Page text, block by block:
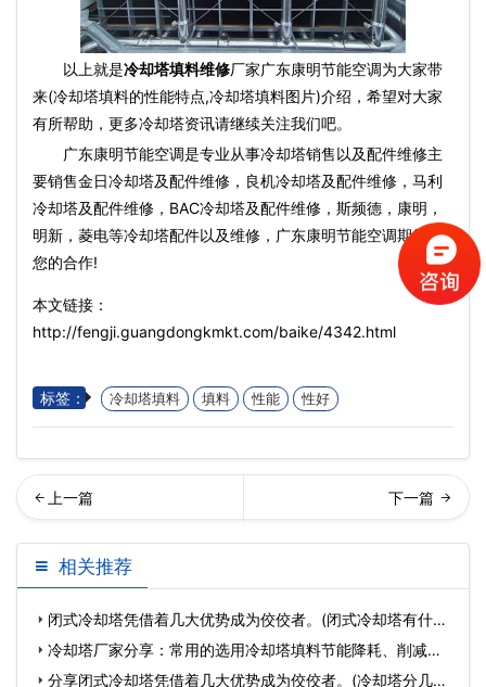
以上就是冷却塔填料维修厂家广东康明节能空调为大家带
来(冷却塔填料的性能特点,冷却塔填料图片)介绍，希望对大家
有所帮助，更多冷却塔资讯请继续关注我们吧。
广东康明节能空调是专业从事冷却塔销售以及配件维修主
要销售金日冷却塔及配件维修，良机冷却塔及配件维修，马利
冷却塔及配件维修，BAC冷却塔及配件维修，斯频德，康明，
明新，菱电等冷却塔配件以及维修，广东康明节能空调期待与
您的合作!
本文链接：
http://fengji.guangdongkmkt.com/baike/4342.html
标签： 冷却塔填料 填料 性能 性好
却塔填料的性能特点及如何
保证它的使用效果…
些冷却塔填料分项可以选择,
冷却塔填料的有
相关推荐
闭式冷却塔凭借着几大优势成为佼佼者。(闭式冷却塔有什么
优 冷却塔厂家分享：常用的选用冷却塔填料节能降耗、削减劳
动力
分享闭式冷却塔凭借着几大优势成为佼佼者。(冷却塔分几大